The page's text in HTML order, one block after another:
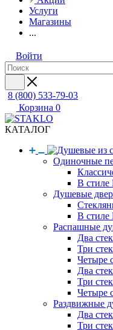
Услуги
Магазины
...
Войти
8 (800) 533-79-03
Корзина 0
КАТАЛОГ
Одиночные
В стиле
Душевые
В стиле
Распашные
Два
Три
Четыре
Два
Три
Четыре
Раздвижные
Два
Три